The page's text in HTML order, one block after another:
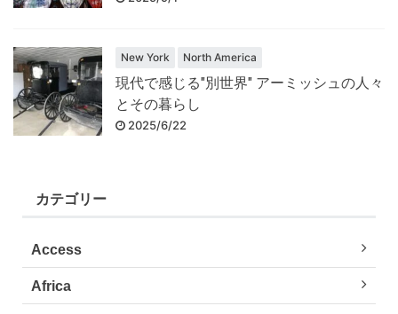
New York North America
現代で感じる"別世界" アーミッシュの人々
とその暮らし
2025/6/22
カテゴリー
Access
Africa